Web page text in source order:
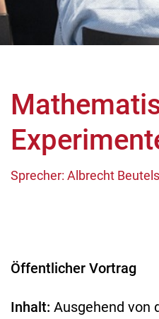
Sprecher: Albrecht
Öffentlicher Vortrag
Inhalt: Ausgehend von